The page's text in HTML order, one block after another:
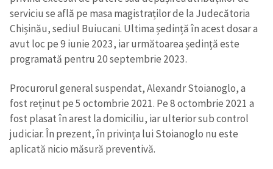
serviciu se află pe masa magistraților de la Judecătoria
Chișinău, sediul Buiucani. Ultima ședință în acest dosar a
avut loc pe 9 iunie 2023, iar următoarea ședință este
programată pentru 20 septembrie 2023.
Procurorul general suspendat, Alexandr Stoianoglo, a
fost reținut pe 5 octombrie 2021. Pe 8 octombrie 2021 a
fost plasat în arest la domiciliu, iar ulterior sub control
judiciar. În prezent, în privința lui Stoianoglo nu este
aplicată nicio măsură preventivă.